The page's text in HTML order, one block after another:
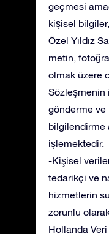
geçmesi
kişisel
Özel Yıldız
metin,
olmak üzere
Sözleşmenin
gönderme ve
bilgilendirme
işlemektedir.
-Kişisel
tedarikçi ve
hizmetlerin
zorunlu
Hollanda